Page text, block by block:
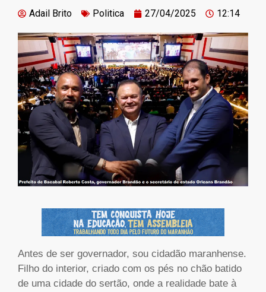
Adail Brito Politica 27/04/2025 12:14
Antes de ser governador, sou cidadão maranhense.
Filho do interior, criado com os pés no chão batido
de uma cidade do sertão, onde a realidade bate à